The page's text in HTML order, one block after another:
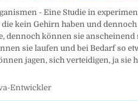
- Eine Studie in
kein Gehirn haben und dennoch
dennoch können sie
sie laufen und bei Bedarf so
jagen, sich verteidigen, ja sie
Entwickler